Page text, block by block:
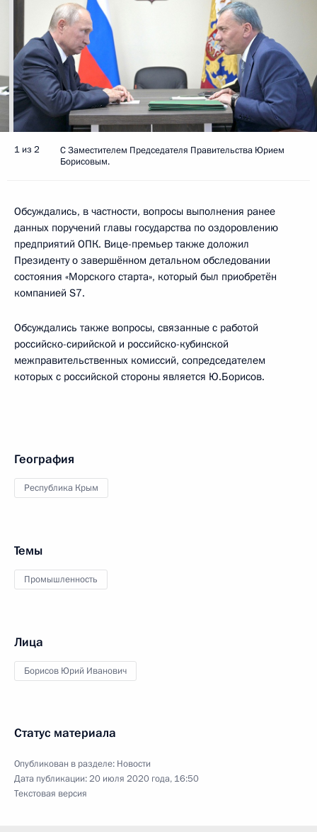
1 из 2
С Заместителем Председателя Правительства Юрием
Борисовым.
Обсуждались, в частности, вопросы выполнения ранее
данных поручений главы государства по оздоровлению
предприятий ОПК. Вице-премьер также доложил
Президенту о завершённом детальном обследовании
состояния «Морского старта», который был приобретён
компанией S7.
Обсуждались также вопросы, связанные с работой
российско-сирийской и российско-кубинской
межправительственных комиссий, сопредседателем
которых с российской стороны является Ю.Борисов.
География
Республика Крым
Темы
Промышленность
Лица
Борисов Юрий Иванович
Статус материала
Опубликован в разделе: Новости
Дата публикации:20 июля 2020 года, 16:50
Текстовая версия